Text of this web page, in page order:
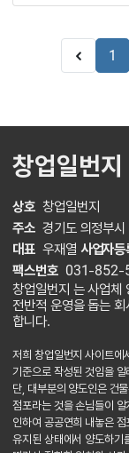
1
창업일번지
상호 창업일번지
주소 경기도 의정부
대표 우재열 사업자
팩스번호 031-852-
창업일번지 는 사업체
전반적 운영을 돕는
합니다.
저희 창업일번지 사이트에
기준으로 작성된 것임을
단, 대부분의 양도인은 건
점포라는 것을 손님들이
인하여 공공연희 내놓은
유지된 상태에서 양도하기